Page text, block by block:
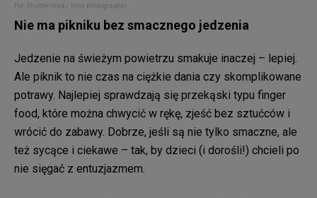
Fot. Shutterstock / Inna photographer
Nie ma pikniku bez smacznego jedzenia
Jedzenie na świeżym powietrzu smakuje inaczej – lepiej.
Ale piknik to nie czas na ciężkie dania czy skomplikowane
potrawy. Najlepiej sprawdzają się przekąski typu finger
food, które można chwycić w rękę, zjeść bez sztućców i
wrócić do zabawy. Dobrze, jeśli są nie tylko smaczne, ale
też sycące i ciekawe – tak, by dzieci (i dorośli!) chcieli po
nie sięgać z entuzjazmem.